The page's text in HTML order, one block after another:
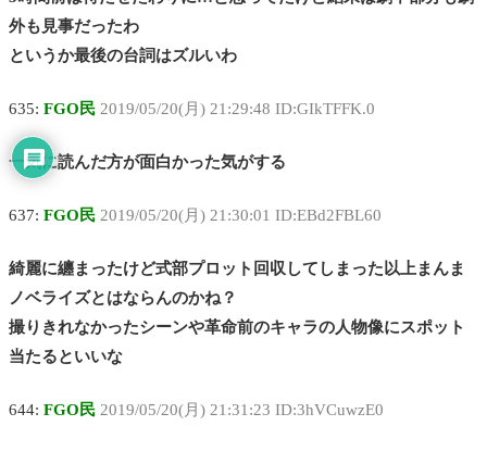
外も見事だったわ
というか最後の台詞はズルいわ
635: FGO民 2019/05/20(月) 21:29:48 ID:GIkTFFK.0
一気に読んだ方が面白かった気がする
637: FGO民 2019/05/20(月) 21:30:01 ID:EBd2FBL60
綺麗に纏まったけど式部プロット回収してしまった以上まんま
ノベライズとはならんのかね？
撮りきれなかったシーンや革命前のキャラの人物像にスポット
当たるといいな
644: FGO民 2019/05/20(月) 21:31:23 ID:3hVCuwzE0